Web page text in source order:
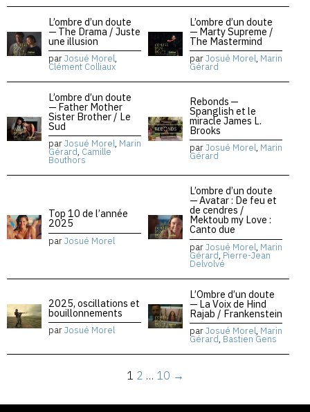
L’ombre d’un doute
— The Drama / Juste
une illusion
parJosué Morel,
Clément Colliaux
L’ombre d’un doute
— Marty Supreme /
The Mastermind
parJosué Morel, Marin
Gérard
L’ombre d’un doute
— Father Mother
Sister Brother / Le
Sud
parJosué Morel, Marin
Gérard, Camille
Bouthors
Rebonds —
Spanglish et le
miracle James L.
Brooks
parJosué Morel, Marin
Gérard
Top 10 de l’année
2025
parJosué Morel
L’ombre d’un doute
— Avatar : De feu et
de cendres /
Mektoub my Love :
Canto due
parJosué Morel, Marin
Gérard, Pierre-Jean
Delvolvé
2025, oscillations et
bouillonnements
parJosué Morel
L’Ombre d’un doute
— La Voix de Hind
Rajab / Frankenstein
parJosué Morel, Marin
Gérard, Bastien Gens
1 2 … 10 →